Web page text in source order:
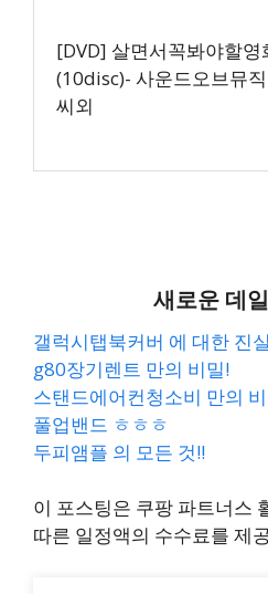
[DVD] 살면서꼭봐야할영
(10disc)- 사운드오브뮤
씨외
새로운 데
갤럭시탭북커버 에 대한 진실
g80장기렌트 만의 비밀!
스탠드에어컨청소비 만의
풀업밴드 ㅎㅎㅎ
두피앰플 의 모든 것!!
이 포스팅은 쿠팡 파트너스
따른 일정액의 수수료를 제